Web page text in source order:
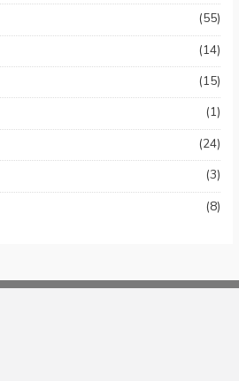
(55)
(14)
(15)
(1)
(24)
(3)
(8)